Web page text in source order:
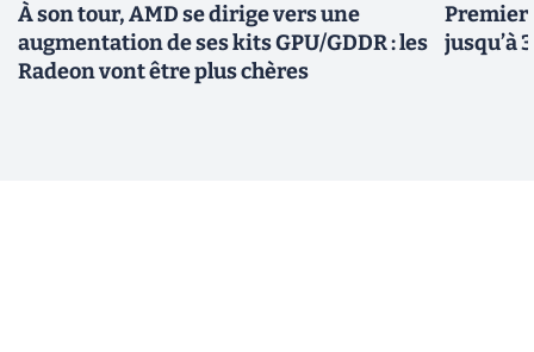
À son tour, AMD se dirige vers une
augmentation de ses kits GPU/GDDR : les
Radeon vont être plus chères
jusqu’à